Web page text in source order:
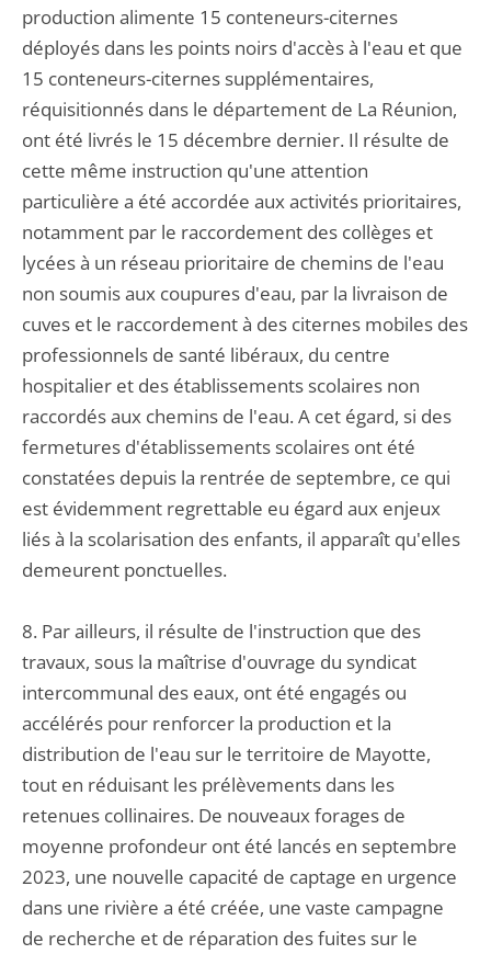
production alimente 15 conteneurs-citernes
déployés dans les points noirs d'accès à l'eau et que
15 conteneurs-citernes supplémentaires,
réquisitionnés dans le département de La Réunion,
ont été livrés le 15 décembre dernier. Il résulte de
cette même instruction qu'une attention
particulière a été accordée aux activités prioritaires,
notamment par le raccordement des collèges et
lycées à un réseau prioritaire de chemins de l'eau
non soumis aux coupures d'eau, par la livraison de
cuves et le raccordement à des citernes mobiles des
professionnels de santé libéraux, du centre
hospitalier et des établissements scolaires non
raccordés aux chemins de l'eau. A cet égard, si des
fermetures d'établissements scolaires ont été
constatées depuis la rentrée de septembre, ce qui
est évidemment regrettable eu égard aux enjeux
liés à la scolarisation des enfants, il apparaît qu'elles
demeurent ponctuelles.
8. Par ailleurs, il résulte de l'instruction que des
travaux, sous la maîtrise d'ouvrage du syndicat
intercommunal des eaux, ont été engagés ou
accélérés pour renforcer la production et la
distribution de l'eau sur le territoire de Mayotte,
tout en réduisant les prélèvements dans les
retenues collinaires. De nouveaux forages de
moyenne profondeur ont été lancés en septembre
2023, une nouvelle capacité de captage en urgence
dans une rivière a été créée, une vaste campagne
de recherche et de réparation des fuites sur le